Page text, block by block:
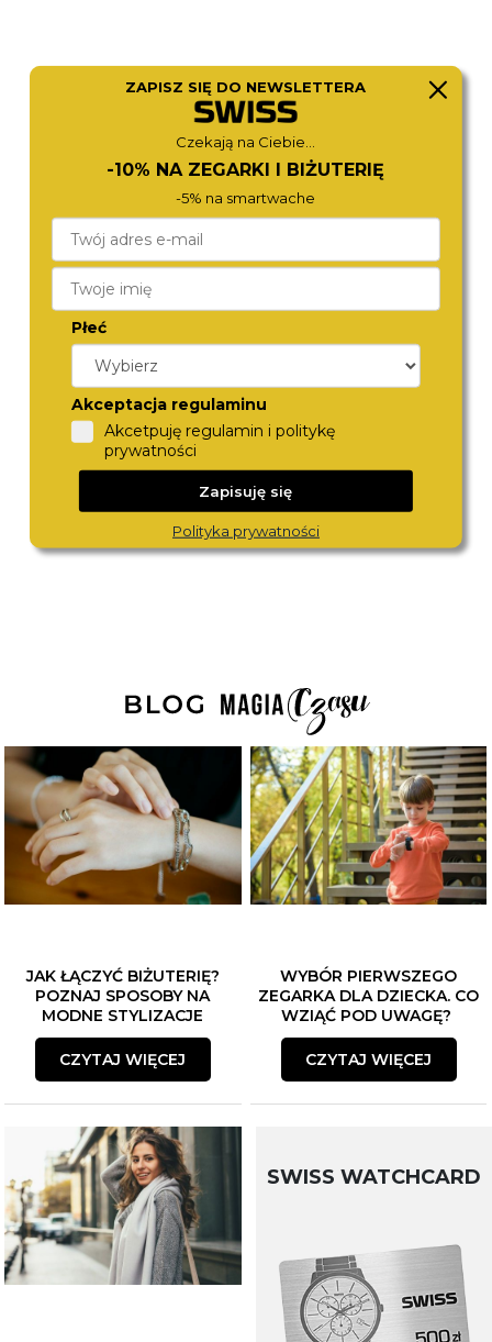
MICHAEL KORS MICHAEL KORS
MK4709
1502823 MK7603
JAK ŁĄCZYĆ BIŻUTERIĘ?
POZNAJ SPOSOBY NA
MODNE STYLIZACJE
CZYTAJ WIĘCEJ
WYBÓR PIERWSZEGO
ZEGARKA DLA DZIECKA. CO
WZIĄĆ POD UWAGĘ?
CZYTAJ WIĘCEJ
SWISS WATCHCARD
ZAPISZ SIĘ DO NEWSLETTERA
Czekają na Ciebie...
-10% NA ZEGARKI I BIŻUTERIĘ
-5% na smartwache
Płeć
Akceptacja regulaminu
Akcetpuję regulamin i politykę
prywatności
Zapisuję się
Polityka prywatności